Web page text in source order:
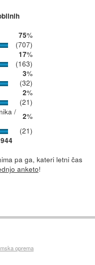
75%
(707)
17%
(163)
3%
(32)
2%
(21)
/
2%
(21)
944
pa ga, kateri letni čas
anketo!
oprema